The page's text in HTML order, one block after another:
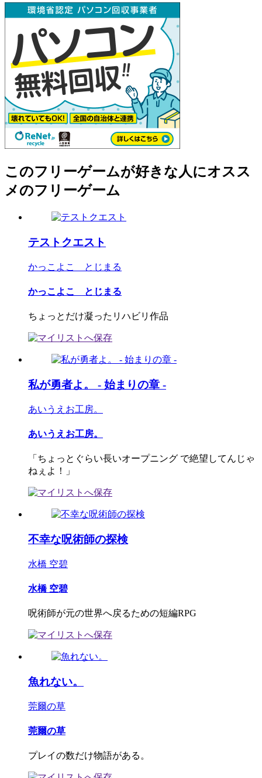
このフリーゲームが好きな人にオスス
メのフリーゲーム
テストクエスト
かっこよこ とじまる
かっこよこ とじまる
ちょっとだけ凝ったリハビリ作品
私が勇者よ。 - 始まりの章 -
あいうえお工房。
あいうえお工房。
「ちょっとぐらい長いオープニング で絶望してんじゃ
ねぇよ！」
不幸な呪術師の探検
水橋 空碧
水橋 空碧
呪術師が元の世界へ戻るための短編RPG
魚れない。
莞爾の草
莞爾の草
プレイの数だけ物語がある。